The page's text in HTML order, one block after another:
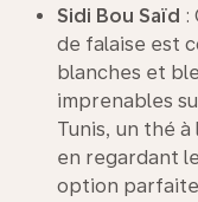
Sidi Bou Saïd :
de falaise est
blanches et
imprenables
Tunis, un thé
en regardant
option